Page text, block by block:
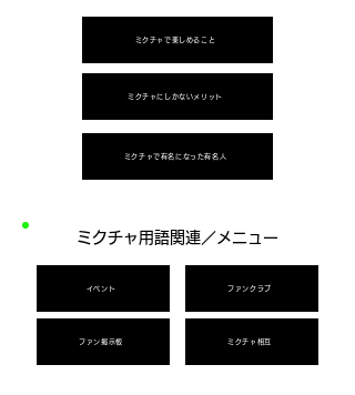
ミクチャで楽しめること
ミクチャにしかないメリット
ミクチャで有名になった有名人
ミクチャ用語関連／メニュー
イベント
ファン掲示板
ファンクラブ
ミクチャ相互